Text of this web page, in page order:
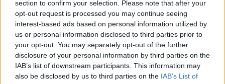
section to confirm your selection. Please note that after your
opt-out request is processed you may continue seeing
interest-based ads based on personal information utilized by
us or personal information disclosed to third parties prior to
your opt-out. You may separately opt-out of the further
disclosure of your personal information by third parties on the
IAB’s list of downstream participants. This information may
also be disclosed by us to third parties on the IAB’s List of